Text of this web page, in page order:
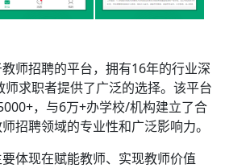
师招聘的平台，拥有16年的行业深
求职者提供了广泛的选择。该平台
，与6万+办学校/机构建立了合
招聘领域的专业性和广泛影响力。
体现在赋能教师、实现教师价值